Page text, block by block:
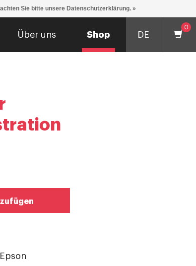
Über uns Shop DE
0
Sie bitte unsere Datenschutzerklärung. »